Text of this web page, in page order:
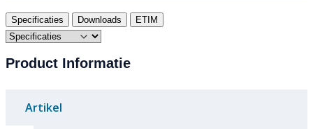
Specificaties Downloads ETIM
Product Informatie
Artikel